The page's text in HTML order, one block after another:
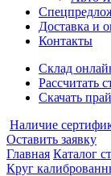
Доставка и
Контакты
Склад
Рассчитать
Скачать
Наличие
Оставить заявку
Главная Каталог
Круг